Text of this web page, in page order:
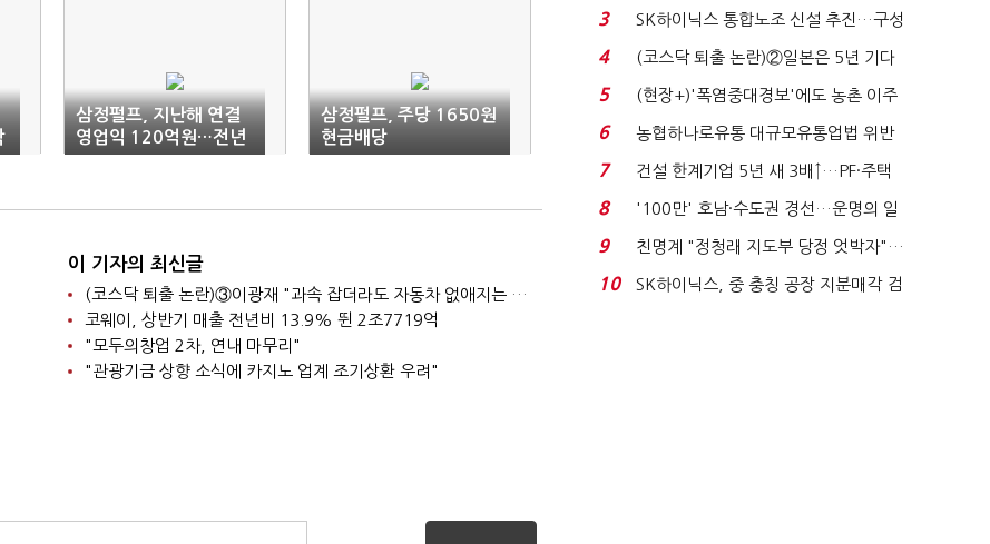
삼정펄프, 지난해 연결
영업익 120억원…전년
비 58%↑
삼정펄프, 주당 1650원
현금배당
이 기자의 최신글
(코스닥 퇴출 논란)③이광재 "과속 잡더라도 자동차 없애지는 말아야"
코웨이, 상반기 매출 전년비 13.9% 뛴 2조7719억
"모두의창업 2차, 연내 마무리"
"관광기금 상향 소식에 카지노 업계 조기상환 우려"
플러스 사태 여파...
3
SK하이닉스 통합노조 신설 추진…구성
원 간 성과급 불...
4
(코스닥 퇴출 논란)②일본은 5년 기다
려주는데 우리는 ...
5
(현장+)'폭염중대경보'에도 농촌 이주
노동자는 강행군…'야...
6
농협하나로유통 대규모유통업법 위반
적발…공정위, 과...
7
건설 한계기업 5년 새 3배↑…PF·주택
침체에 재무 ...
8
'100만' 호남·수도권 경선…운명의 일
주일
9
친명계 "정청래 지도부 당정 엇박자"…
친청계 "신천지 오...
10
SK하이닉스, 중 충칭 공장 지분매각 검